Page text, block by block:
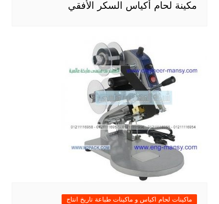
مكينة لحام أكياس السكر الأفقي
ماكينات لحام اكياس و ماكينات طباعة تاريخ انتاج